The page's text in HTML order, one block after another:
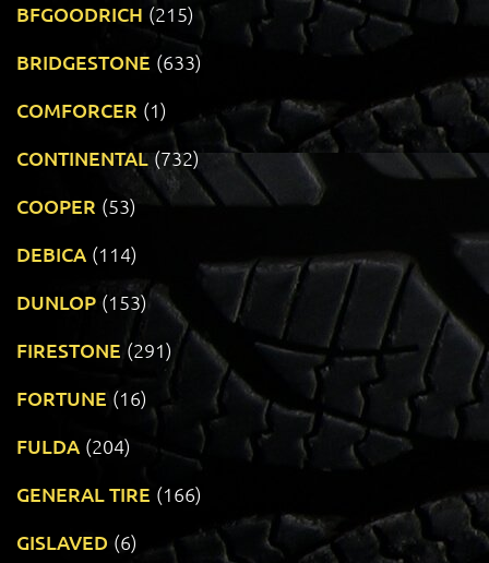
BFGOODRICH (215)
BRIDGESTONE (633)
COMFORCER (1)
CONTINENTAL (732)
COOPER (53)
DEBICA (114)
DUNLOP (153)
FIRESTONE (291)
FORTUNE (16)
FULDA (204)
GENERAL TIRE (166)
GISLAVED (6)